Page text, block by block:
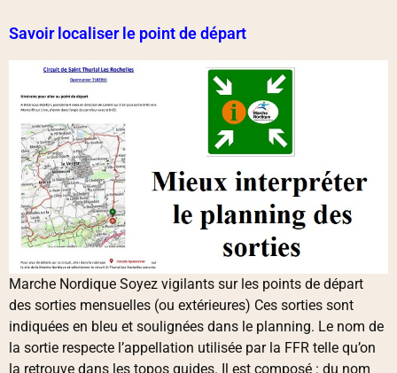
Savoir localiser le point de départ
Marche Nordique Soyez vigilants sur les points de départ
des sorties mensuelles (ou extérieures) Ces sorties sont
indiquées en bleu et soulignées dans le planning. Le nom de
la sortie respecte l’appellation utilisée par la FFR telle qu’on
la retrouve dans les topos guides. Il est composé : du nom